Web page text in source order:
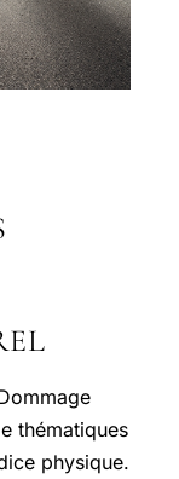
thématiques
physique.